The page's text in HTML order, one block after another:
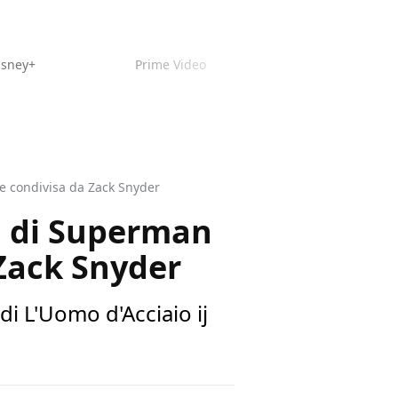
Prime Video
condivisa da Zack Snyder
Superman
Snyder
L'Uomo d'Acciaio ij